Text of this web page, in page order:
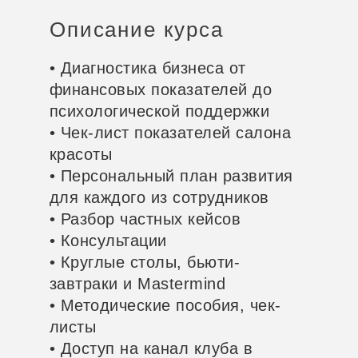
Описание курса
• Диагностика бизнеса от
финансовых показателей до
психологической поддержки
• Чек-лист показателей салона
красоты
• Персональный план развития
для каждого из сотрудников
• Разбор частных кейсов
• Консультации
• Круглые столы, бьюти-
завтраки и Mastermind
• Методические пособия, чек-
листы
• Доступ на канал клуба в